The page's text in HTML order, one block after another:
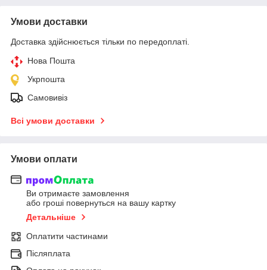
Умови доставки
Доставка здійснюється тільки по передоплаті.
Нова Пошта
Укрпошта
Самовивіз
Всі умови доставки
Умови оплати
Ви отримаєте замовлення
або гроші повернуться на вашу картку
Детальніше
Оплатити частинами
Післяплата